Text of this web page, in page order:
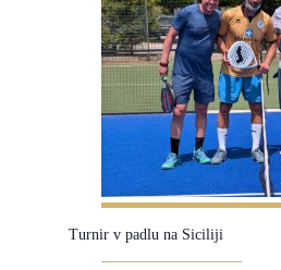
Turnir v padlu na Siciliji